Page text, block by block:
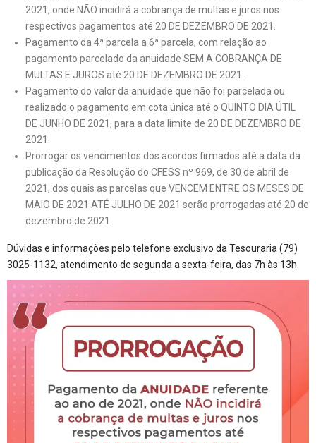
2021, onde NÃO incidirá a cobrança de multas e juros nos
respectivos pagamentos até 20 DE DEZEMBRO DE 2021.
Pagamento da 4ª parcela a 6ª parcela, com relação ao
pagamento parcelado da anuidade SEM A COBRANÇA DE
MULTAS E JUROS até 20 DE DEZEMBRO DE 2021.
Pagamento do valor da anuidade que não foi parcelada ou
realizado o pagamento em cota única até o QUINTO DIA ÚTIL
DE JUNHO DE 2021, para a data limite de 20 DE DEZEMBRO DE
2021.
Prorrogar os vencimentos dos acordos firmados até a data da
publicação da Resolução do CFESS nº 969, de 30 de abril de
2021, dos quais as parcelas que VENCEM ENTRE OS MESES DE
MAIO DE 2021 ATÉ JULHO DE 2021 serão prorrogadas até 20 de
dezembro de 2021.
Dúvidas e informações pelo telefone exclusivo da Tesouraria (79)
3025-1132, atendimento de segunda a sexta-feira, das 7h às 13h.